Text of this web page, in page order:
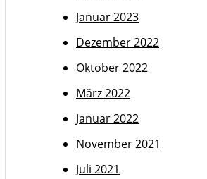
Januar 2023
Dezember 2022
Oktober 2022
März 2022
Januar 2022
November 2021
Juli 2021